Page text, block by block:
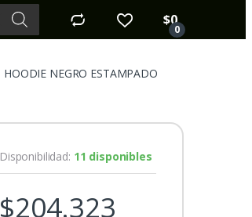
0
$0
HOODIE NEGRO ESTAMPADO
Disponibilidad: 11 disponibles
$204.323